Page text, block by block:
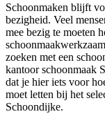
Schoonmaken blijft
bezigheid. Veel
mee bezig te moeten
zoeken met een
kantoor schoonmaak
dat je hier iets voor
moet letten bij het
Schoondijke.